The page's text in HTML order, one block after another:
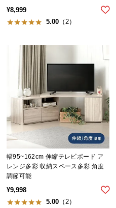
置
サ
つ
い
て
搬
経
路
に
つ
い
¥8,999
5.00 （2）
幅95~162cm 伸縮テレビボード ア
レンジ多彩 収納スペース多彩 角度
調節可能
¥9,998
5.00 （2）